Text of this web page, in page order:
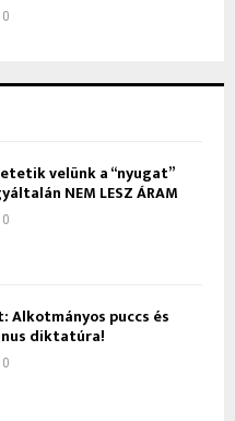
velünk a “nyugat”
NEM LESZ ÁRAM
0
Alkotmányos puccs és
diktatúra!
0
0